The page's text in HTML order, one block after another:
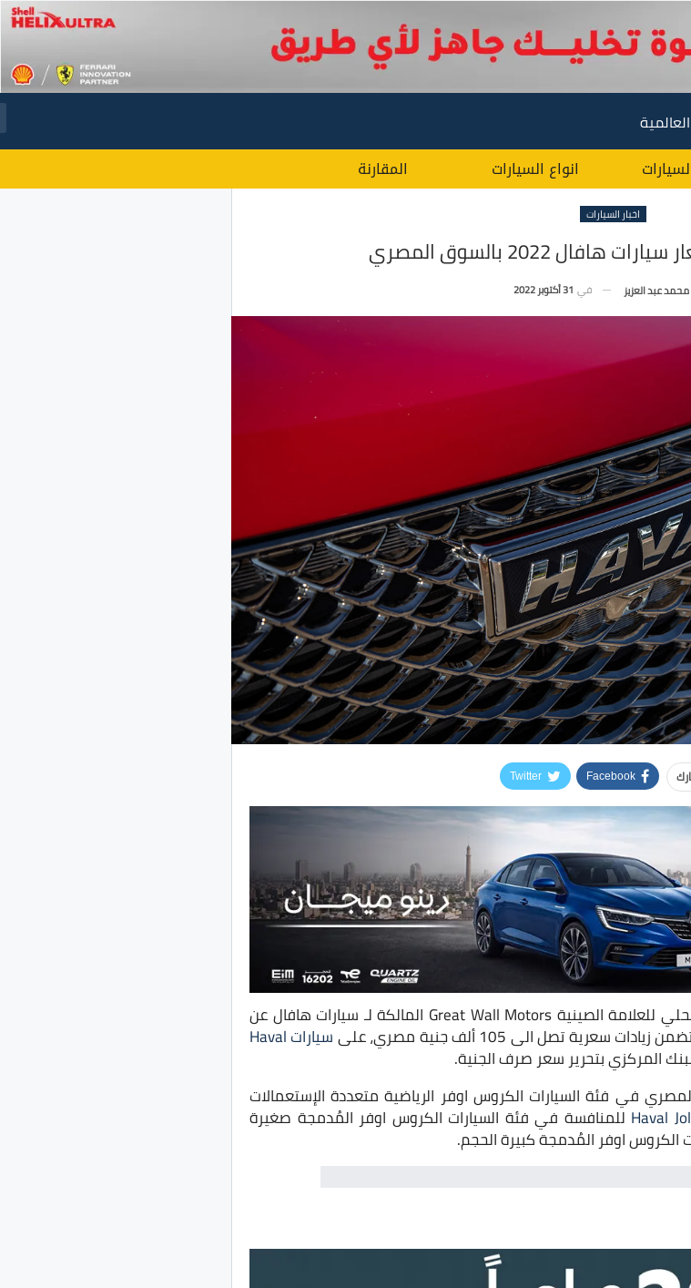
انواع السيارات المقارنة
اخبار السيارات
2022 بالسوق المصري
محمد عبد العزيز في 31 أكتوبر 2022
Facebook
Twitter
كشفت شركة “جي بي غبور اوتو” الوكيل المحلي للعلامة الصينية Great Wall Motors المالكة لـ سيارات هافال عن
تصل الى 105 ألف جنية مصري، على سيارات Haval
المركزي بتحرير سعر صرف الجنية.
في فئة السيارات الكروس اوفر الرياضية متعددة الإستعمالات
Haval للمنافسة في فئة السيارات الكروس اوفر المُدمجة صغيرة
الكروس اوفر المُدمجة كبيرة الحجم.